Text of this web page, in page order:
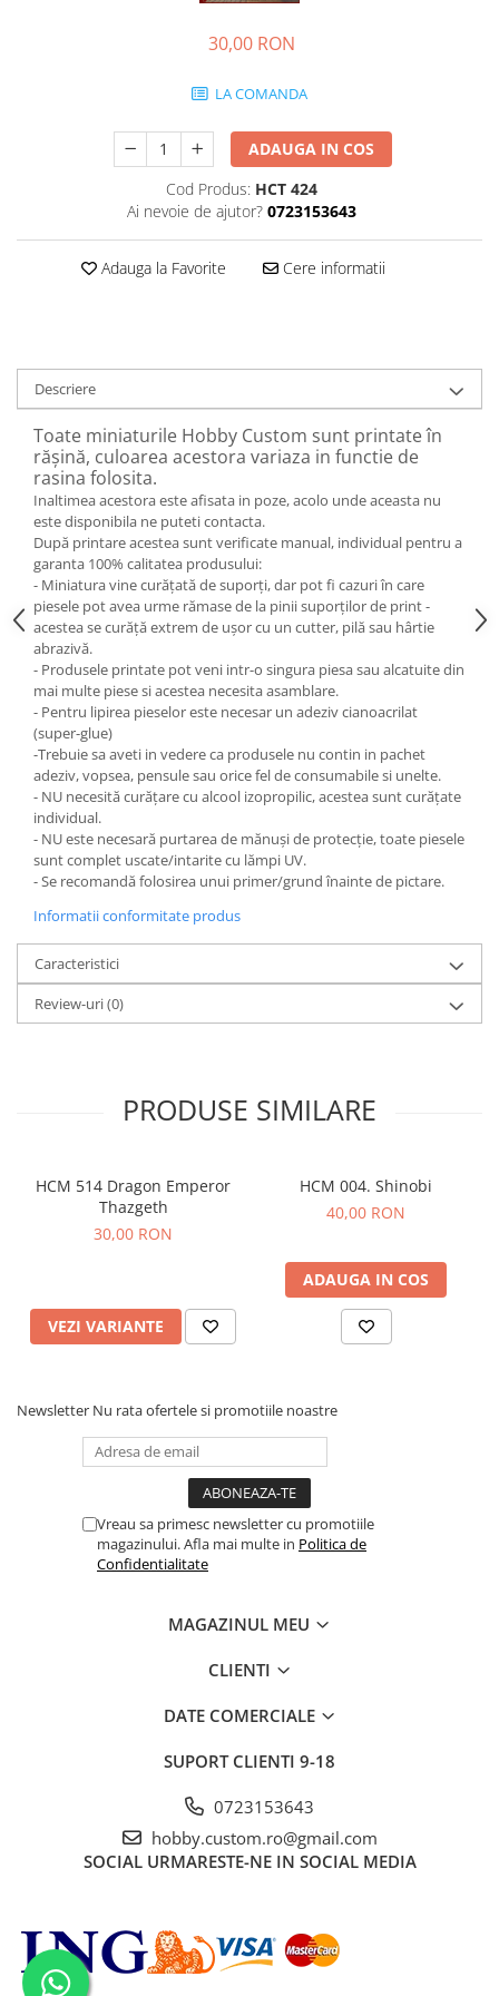
30,00 RON
LA COMANDA
ADAUGA IN COS
Cod Produs: HCT 424
Ai nevoie de ajutor? 0723153643
Adauga la Favorite Cere informatii
Descriere
Toate miniaturile Hobby Custom sunt printate în
rășină, culoarea acestora variaza in functie de
rasina folosita.
Inaltimea acestora este afisata in poze, acolo unde aceasta nu
este disponibila ne puteti contacta.
După printare acestea sunt verificate manual, individual pentru a
garanta 100% calitatea produsului:
- Miniatura vine curățată de suporți, dar pot fi cazuri în care
piesele pot avea urme rămase de la pinii suporților de print -
acestea se curăță extrem de ușor cu un cutter, pilă sau hârtie
abrazivă.
- Produsele printate pot veni intr-o singura piesa sau alcatuite din
mai multe piese si acestea necesita asamblare.
- Pentru lipirea pieselor este necesar un adeziv cianoacrilat
(super-glue)
-Trebuie sa aveti in vedere ca produsele nu contin in pachet
adeziv, vopsea, pensule sau orice fel de consumabile si unelte.
- NU necesită curățare cu alcool izopropilic, acestea sunt curățate
individual.
- NU este necesară purtarea de mănuși de protecție, toate piesele
sunt complet uscate/intarite cu lămpi UV.
- Se recomandă folosirea unui primer/grund înainte de pictare.
Informatii conformitate produs
Caracteristici
Review-uri(0)
PRODUSE SIMILARE
HCM 514 Dragon Emperor
Thazgeth
30,00 RON
VEZI VARIANTE
HCM 004. Shinobi
40,00 RON
ADAUGA IN COS
Newsletter Nu rata ofertele si promotiile noastre
Vreau sa primesc newsletter cu promotiile
magazinului. Afla mai multe in Politica de
Confidentialitate
MAGAZINUL MEU
CLIENTI
DATE COMERCIALE
SUPORT CLIENTI 9-18
0723153643
hobby.custom.ro@gmail.com
SOCIAL URMARESTE-NE IN SOCIAL MEDIA